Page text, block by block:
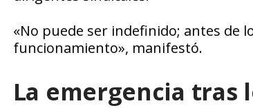
«No puede ser indefinido; antes de
funcionamiento», manifestó.
La emergencia tras